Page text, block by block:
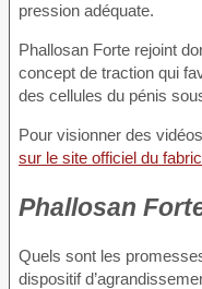
pression adéquate.
Phallosan Forte rejoint
concept de traction qui
des cellules du pénis
Pour visionner des
sur le site officiel du
Phallosan
Quels sont les
dispositif